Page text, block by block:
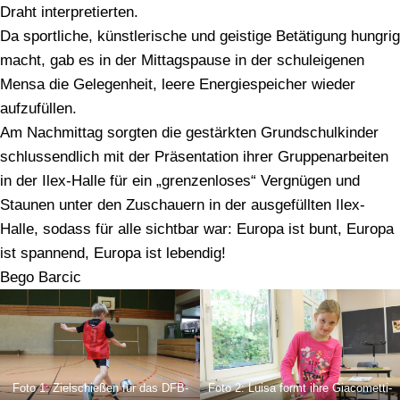
Draht interpretierten.
Da sportliche, künstlerische und geistige Betätigung hungrig
macht, gab es in der Mittagspause in der schuleigenen
Mensa die Gelegenheit, leere Energiespeicher wieder
aufzufüllen.
Am Nachmittag sorgten die gestärkten Grundschulkinder
schlussendlich mit der Präsentation ihrer Gruppenarbeiten
in der Ilex-Halle für ein „grenzenloses“ Vergnügen und
Staunen unter den Zuschauern in der ausgefüllten Ilex-
Halle, sodass für alle sichtbar war: Europa ist bunt, Europa
ist spannend, Europa ist lebendig!
Bego Barcic
Foto 1: Zielschießen für das DFB-
Foto 2: Luisa formt ihre Giacometti-